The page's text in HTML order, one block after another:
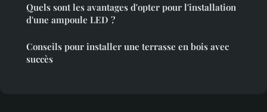
Quels sont les avantages d'opter pour l'installation
d'une ampoule LED ?
Conseils pour installer une terrasse en bois avec
succès